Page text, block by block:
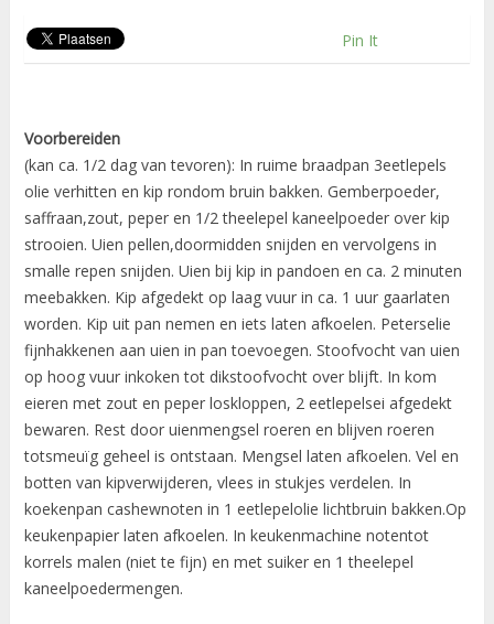
Pin It
Voorbereiden
(kan ca. 1/2 dag van tevoren): In ruime braadpan 3eetlepels
olie verhitten en kip rondom bruin bakken. Gemberpoeder,
saffraan,zout, peper en 1/2 theelepel kaneelpoeder over kip
strooien. Uien pellen,doormidden snijden en vervolgens in
smalle repen snijden. Uien bij kip in pandoen en ca. 2 minuten
meebakken. Kip afgedekt op laag vuur in ca. 1 uur gaarlaten
worden. Kip uit pan nemen en iets laten afkoelen. Peterselie
fijnhakkenen aan uien in pan toevoegen. Stoofvocht van uien
op hoog vuur inkoken tot dikstoofvocht over blijft. In kom
eieren met zout en peper loskloppen, 2 eetlepelsei afgedekt
bewaren. Rest door uienmengsel roeren en blijven roeren
totsmeuïg geheel is ontstaan. Mengsel laten afkoelen. Vel en
botten van kipverwijderen, vlees in stukjes verdelen. In
koekenpan cashewnoten in 1 eetlepelolie lichtbruin bakken.Op
keukenpapier laten afkoelen. In keukenmachine notentot
korrels malen (niet te fijn) en met suiker en 1 theelepel
kaneelpoedermengen.